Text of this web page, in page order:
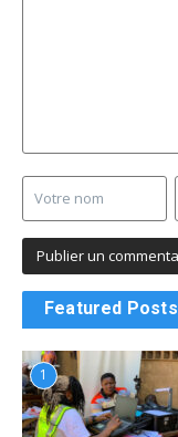
Featured Posts
1